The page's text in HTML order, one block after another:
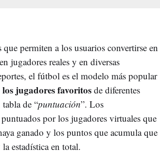
permiten a los usuarios convertirse en
jugadores reales y en diversas
el fútbol es el modelo más popular
jugadores favoritosde diferentes
de “puntuación”. Los
por los jugadores virtuales que
ganado y los puntos que acumula que
estadística en total.